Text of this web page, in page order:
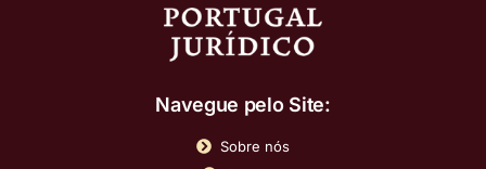
Navegue pelo Site:
Sobre nós